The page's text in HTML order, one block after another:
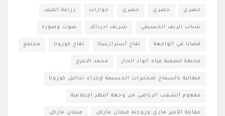
جصري حصري حضري حوارات زراعة الكيف
شباب الريف الحسيمي شريف ادرداك صوت وصورة
قضايا في الواجهة لقاح أسترازينيكا لقاح كورونا مجتمع
محطة لتصفية مياه الواد الحار محمد الاعرج
مطالبة بالسماح لمختبرات الحسيمة لإجراء تحاليل كورونا
مفهوم الشغب الرياضي من وجهة النظر الإعلامية
مقابلة الأمير هاري وزوجته ميغان ماركل ميغان ماركل